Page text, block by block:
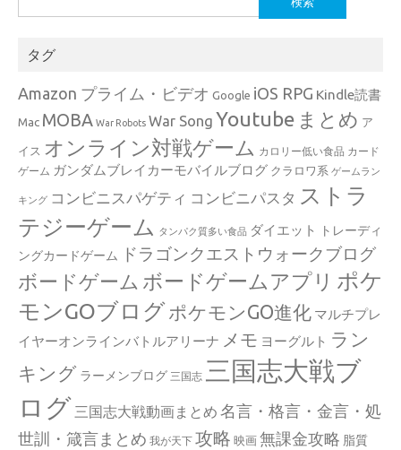
索:
タグ
Amazon プライム・ビデオ Google iOS RPG Kindle読書
Mac MOBA War Robots War Song Youtube まとめ ア
イス オンライン対戦ゲーム カロリー低い食品 カード
ゲーム ガンダムブレイカーモバイルブログ クラロワ系 ゲームラン
キング コンビニスパゲティ コンビニパスタ ストラ
テジーゲーム
タンパク質多い食品 ダイエット
トレーディ
ングカードゲーム
ドラゴンクエストウォークブログ
ボードゲーム ボードゲームアプリ ポケ
モンGOブログ ポケモンGO進化 マルチプレ
イヤーオンラインバトルアリーナ メモ ヨーグルト ラン
キング ラーメンブログ 三国志 三国志大戦ブ
ログ 三国志大戦動画まとめ 名言・格言・金言・処
世訓・箴言まとめ 我が天下 攻略 映画 無課金攻略 脂質